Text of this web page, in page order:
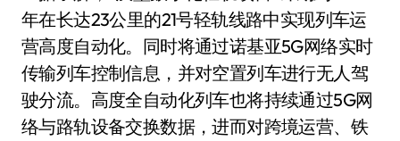
年在长达23公里的21号轻轨线路中实现列车运
营高度自动化。同时将通过诺基亚5G网络实时
传输列车控制信息，并对空置列车进行无人驾
驶分流。高度全自动化列车也将持续通过5G网
络与路轨设备交换数据，进而对跨境运营、铁